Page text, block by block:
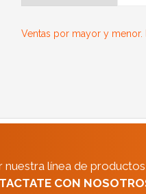
Ventas por mayor y
nuestra línea de
CON